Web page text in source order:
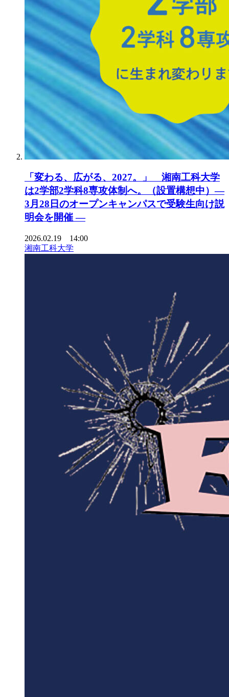
「変わる、広がる、2027。」 湘南工科大学
は2学部2学科8専攻体制へ。（設置構想中）―
3月28日のオープンキャンパスで受験生向け説
明会を開催 ―
2026.02.19 14:00
湘南工科大学